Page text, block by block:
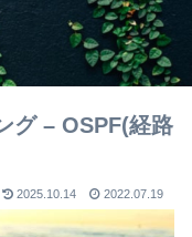
グ – OSPF(経路
2025.10.14 2022.07.19